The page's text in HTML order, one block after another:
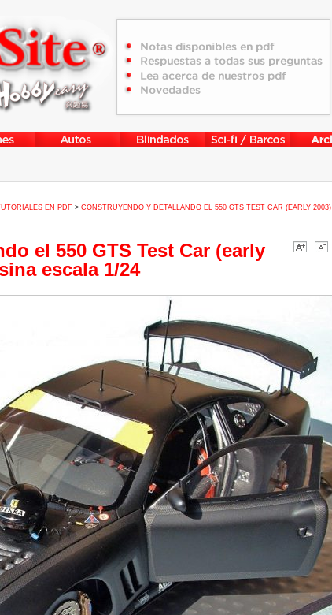
EN PDF > CONSTRUYENDO Y DETALLANDO EL 550 GTS TEST CAR (EARLY 2003)
el 550 GTS Test Car (early
escala 1/24